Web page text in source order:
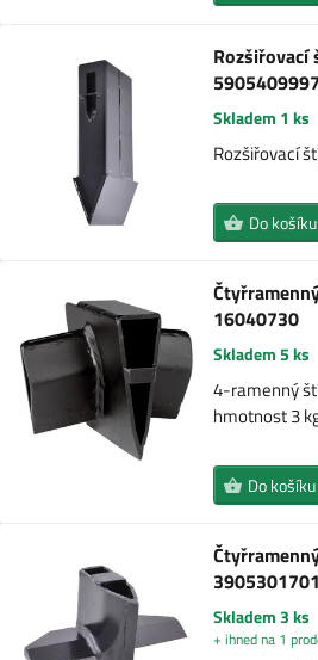
Rozšiřovací
5905409997
Skladem 1 ks
Rozšiřovací
Do košíku
16040730
Skladem 5 ks
4-ramenný
hmotnost 3
Do košíku
3905301701
Skladem 3 ks
+ ihned na 1